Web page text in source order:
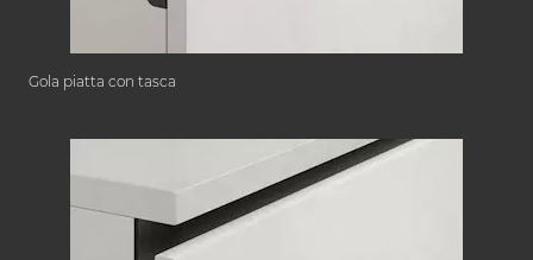
Gola piatta con tasca